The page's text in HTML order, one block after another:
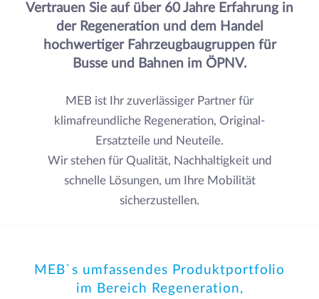
Vertrauen Sie auf über 60 Jahre Erfahrung in
der Regeneration und dem Handel
hochwertiger Fahrzeugbaugruppen für
Busse und Bahnen im ÖPNV.
MEB ist Ihr zuverlässiger Partner für
klimafreundliche Regeneration, Original-
Ersatzteile und Neuteile.
Wir stehen für Qualität, Nachhaltigkeit und
schnelle Lösungen, um Ihre Mobilität
sicherzustellen.
MEB`s umfassendes Produktportfolio
im Bereich Regeneration,